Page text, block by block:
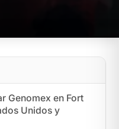
Genomex en Fort
Unidos y